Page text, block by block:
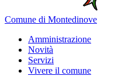
Comune di Montedinove
Amministrazione
Novità
Servizi
Vivere il comune